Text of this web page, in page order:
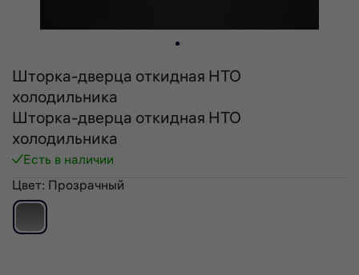
Шторка-дверца откидная НТО
холодильника
Шторка-дверца откидная НТО
холодильника
Есть в наличии
Цвет: Прозрачный